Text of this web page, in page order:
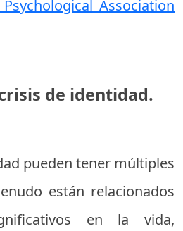
Association
de identidad.
pueden tener múltiples
están relacionados
en la vida,